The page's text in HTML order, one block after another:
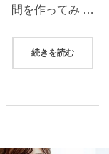
間を作ってみ …
続きを読む“ハネム